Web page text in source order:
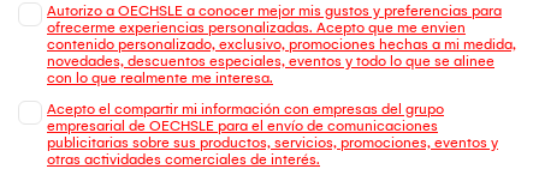
Autorizo a OECHSLE a conocer mejor mis gustos y preferencias para
ofrecerme experiencias personalizadas. Acepto que me envien
contenido personalizado, exclusivo, promociones hechas a mi medida,
novedades, descuentos especiales, eventos y todo lo que se alinee
con lo que realmente me interesa.
Acepto el compartir mi información con empresas del grupo
empresarial de OECHSLE para el envío de comunicaciones
publicitarias sobre sus productos, servicios, promociones, eventos y
otras actividades comerciales de interés.